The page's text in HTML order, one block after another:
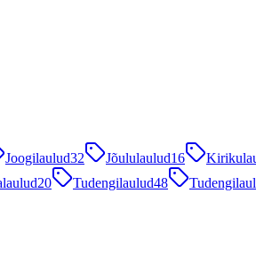
Joogilaulud32 Jõululaulud16
20 Tudengilaulud48